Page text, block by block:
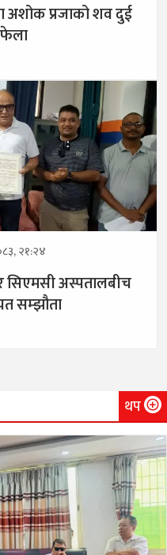
अशोक प्रजाको शव दुई
२१:२४
सिएमसी अस्पतालबीच
सम्झौता
थप